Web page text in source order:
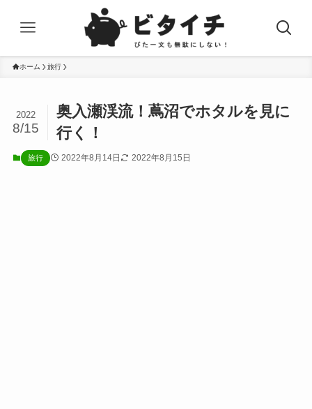
ホーム 旅行
奥入瀬渓流！蔦沼でホタルを見に
行く！
2022
8/15
旅行 2022年8月14日 2022年8月15日